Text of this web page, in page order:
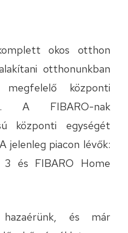
okos otthon
otthonunkban
központi
A FIBARO-nak
központi egységét
jelenleg piacon lévők:
és FIBARO Home
és már